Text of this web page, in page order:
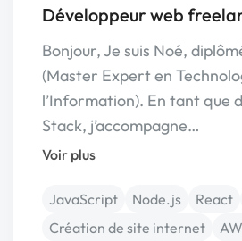
Développeur web
Bonjour, Je suis Noé,
(Master Expert en
l’Information). En tant que
Stack, j’accompagne…
Voir plus
JavaScript Node.js React
Création de site internet